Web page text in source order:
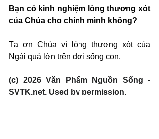
Bạn có kinh nghiệm lòng thương xót
của Chúa cho chính mình không?
Tạ ơn Chúa vì lòng thương xót của
Ngài quá lớn trên đời sống con.
(c) 2026 Văn Phẩm Nguồn Sống -
SVTK.net. Used by permission.